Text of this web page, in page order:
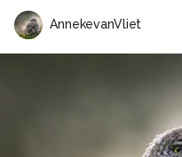
AnnekevanVliet